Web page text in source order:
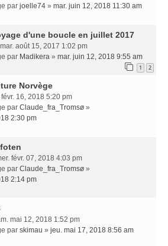
par joelle74 » mar. juin 12, 2018 11:30 am
d'une boucle en juillet 2017
août 15, 2017 1:02 pm
par Madikera » mar. juin 12, 2018 9:55 am
1 2
Norvège
16, 2018 5:20 pm
par Claude_fra_Tromsø »
2:30 pm
févr. 07, 2018 4:03 pm
par Claude_fra_Tromsø »
2:14 pm
mai 12, 2018 1:52 pm
par skimau » jeu. mai 17, 2018 8:56 am